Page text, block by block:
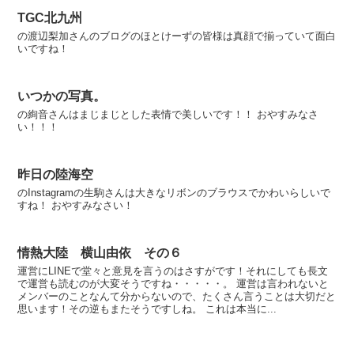
TGC北九州
の渡辺梨加さんのブログのほとけーずの皆様は真顔で揃っていて面白
いですね！
いつかの写真。
の絢音さんはまじまじとした表情で美しいです！！ おやすみなさ
い！！！
昨日の陸海空
のInstagramの生駒さんは大きなリボンのブラウスでかわいらしいで
すね！ おやすみなさい！
情熱大陸 横山由依 その６
運営にLINEで堂々と意見を言うのはさすがです！それにしても長文
で運営も読むのが大変そうですね・・・・・。 運営は言われないと
メンバーのことなんて分からないので、たくさん言うことは大切だと
思います！その逆もまたそうですしね。 これは本当に...